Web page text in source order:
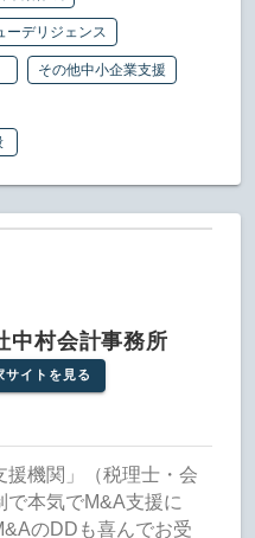
ーデリジェンス
その他中小企業支援
中村会計事務所
サイトを見る
援機関」（税理士・会
で本気でM&A支援に
のDDも喜んでお受